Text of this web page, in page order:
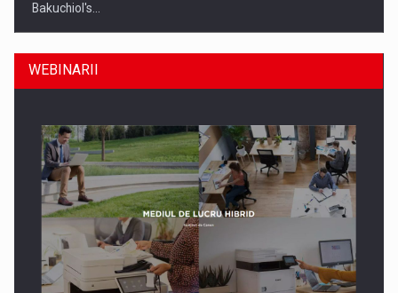
Bakuchiol's…
Producatorii si comerciantii care nu se supun noilor
reglementari…
WEBINARII